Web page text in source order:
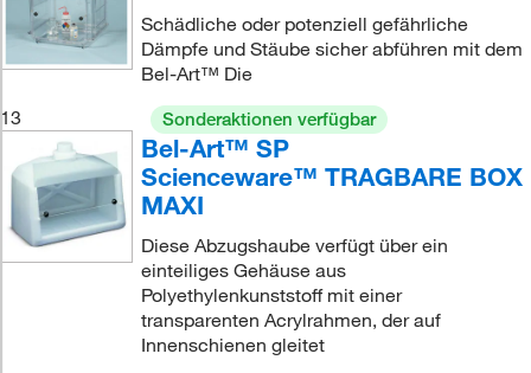
Schädliche oder potenziell gefährliche
Dämpfe und Stäube sicher abführen mit dem
Bel-Art™ Die
13
Sonderaktionen verfügbar
Bel-Art™ SP
Scienceware™ TRAGBARE BOX
MAXI
Diese Abzugshaube verfügt über ein
einteiliges Gehäuse aus
Polyethylenkunststoff mit einer
transparenten Acrylrahmen, der auf
Innenschienen gleitet